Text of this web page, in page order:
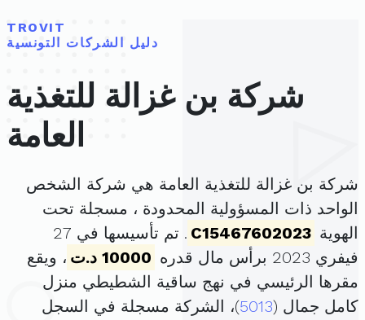
TROVIT
دليل الشركات التونسية
شركة بن غزالة للتغذية
العامة
شركة بن غزالة للتغذية العامة هي شركة الشخص
الواحد ذات المسؤولية المحدودة ، مسجلة تحت
الهوية C15467602023
. تم تأسيسها في 27
فيفري 2023 برأس مال قدره
10000 د.ت
، ويقع
مقرها الرئيسي في نهج ساقية الشطيطي منزل
كامل جمال (5013)، الشركة مسجلة في السجل